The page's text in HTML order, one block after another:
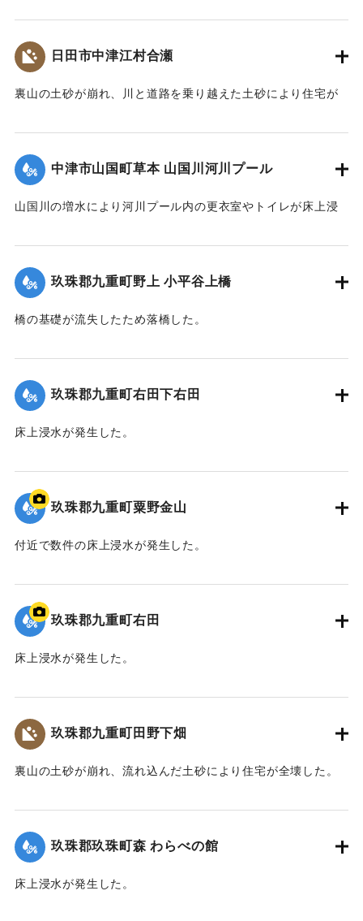
2020/7/6｜固有コード:01215069
日田市中津江村合瀬
裏山の土砂が崩れ、川と道路を乗り越えた土砂により住宅が
中津市山国町草本 山国川河川プール
山国川の増水により河川プール内の更衣室やトイレが床上浸
害が出た。
2020/7/6｜固有コード:01215071
玖珠郡九重町野上 小平谷上橋
橋の基礎が流失したため落橋した。
2020/7/6｜固有コード:01215072
玖珠郡九重町右田下右田
床上浸水が発生した。
2020/7/6｜固有コード:01215065
玖珠郡九重町粟野金山
付近で数件の床上浸水が発生した。
｜固有コード:01215066
玖珠郡九重町右田
床上浸水が発生した。
｜固有コード:01215067
玖珠郡九重町田野下畑
裏山の土砂が崩れ、流れ込んだ土砂により住宅が全壊した。
2020/7/6｜固有コード:01215068
玖珠郡玖珠町森 わらべの館
床上浸水が発生した。